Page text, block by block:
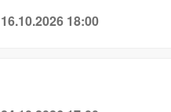
16.10.2026 18:00